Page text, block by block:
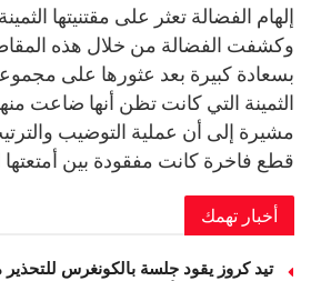
إلهام الفضالة تعثر على مقتنيتها الثمينة
وكشفت الفضالة من خلال هذه
بسعادة كبيرة بعد عثورها على
الثمينة التي كانت تظن أنها ضاعت
مشيرة إلى أن عملية التوضيب
قطع فاخرة كانت مفقودة بين أمتعتها
أخبار تهمك
تيد كروز يقود جلسة بالكونغرس